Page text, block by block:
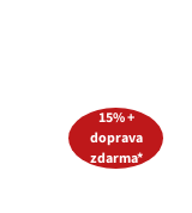
15% +
doprava
zdarma*